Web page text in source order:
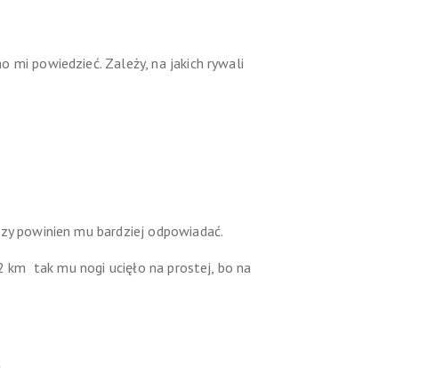
mi powiedzieć. Zależy, na jakich rywali
powinien mu bardziej odpowiadać.
km tak mu nogi ucięło na prostej, bo na